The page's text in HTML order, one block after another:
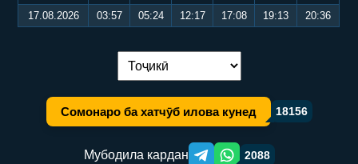
17.08.2026
03:57 05:24 12:17 17:08 19:13 20:36
Иваз кардани забон:
Сомонаро ба хатчӯб илова кунед 18156
Мубодила кардан Telegram orqali ulashish
WhatsApp orqali ulashish
2088